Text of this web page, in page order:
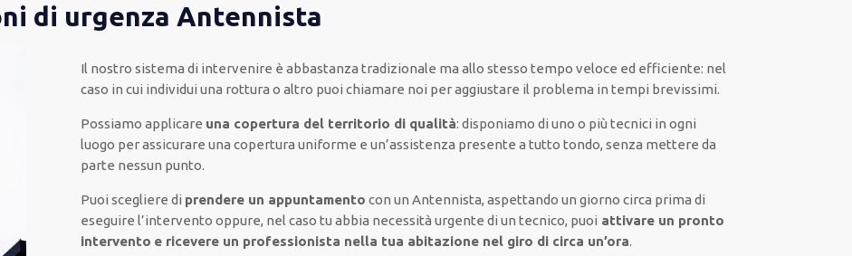
di urgenza Antennista
Il nostro sistema di intervenire è abbastanza tradizionale ma allo stesso tempo veloce ed efficiente: nel
caso in cui individui una rottura o altro puoi chiamare noi peraggiustare il problema in tempi brevissimi.
Possiamo applicare una copertura del territorio di qualità: disponiamo di uno o più tecnici in ogni
luogo perassicurare una copertura uniforme e un’assistenza presente a tutto tondo, senza mettere da
parte nessun punto.
Puoi scegliere di prendereun appuntamento con un Antennista, aspettando un giorno circa prima di
eseguire l’intervento oppure, nel caso tu abbia necessità urgente di un tecnico, puoi attivareun pronto
intervento e ricevere un professionista nella tua abitazione nel giro di circa un’ora.